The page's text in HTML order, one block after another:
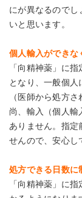
にが異なるので
いと思います。
個人輸入ができな
「向精神薬」に
となり、一般個人
（医師から処方
尚、輸入（個人
ありません。指定
せんので、安心し
処方できる日数に
「向精神薬」に